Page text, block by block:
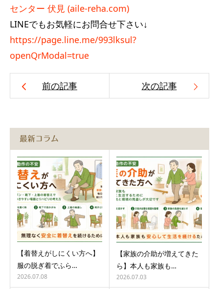
センター 伏見 (aile-reha.com)
LINEでもお気軽にお問合せ下さい↓
https://page.line.me/993lksul?
openQrModal=true
前の記事 次の記事
最新コラム
【着替えがしにくい方へ】
服の脱ぎ着でふら…
2026.07.08
【家族の介助が増えてきた
ら】本人も家族も…
2026.07.03